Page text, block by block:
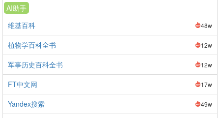
AI助手
维基百科
48w
植物学百科全书 12w
军事历史百科全书 12w
FT中文网 17w
Yandex搜索 49w